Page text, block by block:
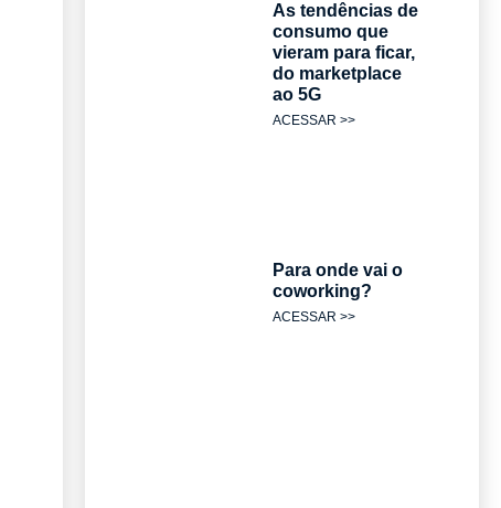
As tendências de
consumo que
vieram para ficar,
do marketplace
ao 5G
ACESSAR >>
Para onde vai o
coworking?
ACESSAR >>